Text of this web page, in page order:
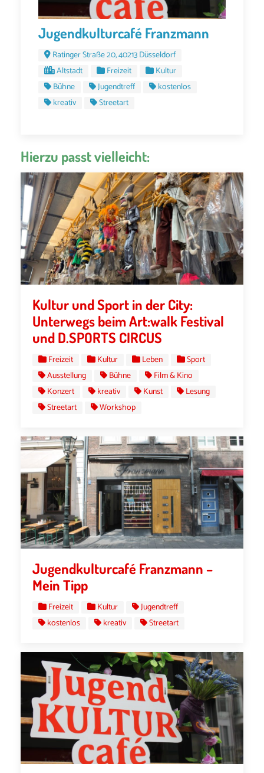
Jugendkulturcafé Franzmann
Ratinger Straße 20, 40213 Düsseldorf
Altstadt
Freizeit
Kultur
Bühne
Jugendtreff
kostenlos
kreativ
Streetart
Hierzu passt vielleicht:
Kultur und Sport in der City:
Unterwegs beim Art:walk Festival
und D.SPORTS CIRCUS
Freizeit Kultur Leben
Sport
Ausstellung
Bühne
Film & Kino
Konzert
kreativ Kunst
Lesung
Streetart
Workshop
Jugendkulturcafé Franzmann –
Mein Tipp
Freizeit Kultur
Jugendtreff
kostenlos
kreativ Streetart